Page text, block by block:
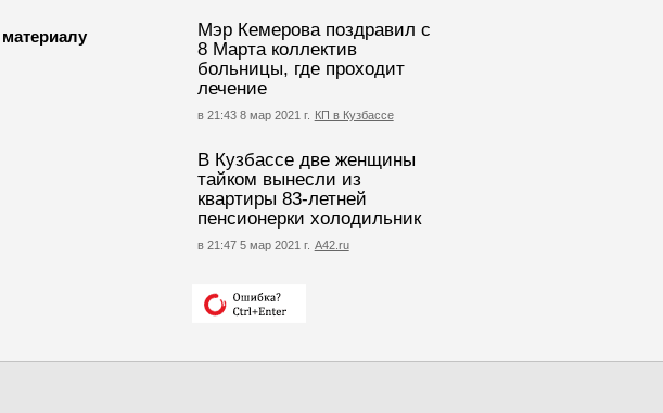
Мэр Кемерова поздравил с
8 Марта коллектив
больницы, где проходит
лечение
в 21:43 8 мар 2021 г. КП в Кузбассе
В Кузбассе две женщины
тайком вынесли из
квартиры 83-летней
пенсионерки холодильник
в 21:47 5 мар 2021 г. А42.ru